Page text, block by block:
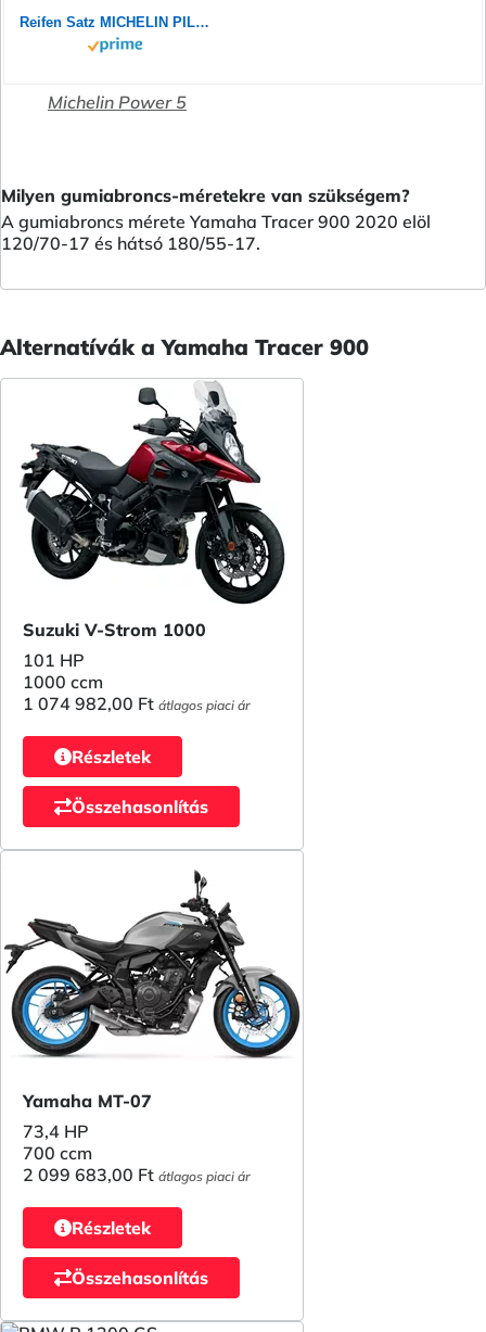
Reifen Satz MICHELIN PILOT POWER 2CT 180/55 ZR17 73W + 120/70 ZR17 58W Motorradreifen Set
Michelin Power 5
Milyen gumiabroncs-méretekre van szükségem?
A gumiabroncs mérete Yamaha Tracer 900 2020 elöl
120/70-17 és hátsó 180/55-17.
Alternatívák a Yamaha Tracer 900
Suzuki V-Strom 1000
101 HP
1000 ccm
1 074 982,00 Ft átlagos piaci ár
Részletek
Összehasonlítás
Yamaha MT-07
73,4 HP
700 ccm
2 099 683,00 Ft átlagos piaci ár
Részletek
Összehasonlítás